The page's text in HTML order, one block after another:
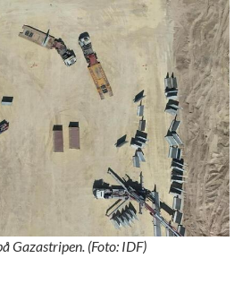
Gazastripen. (Foto: IDF)